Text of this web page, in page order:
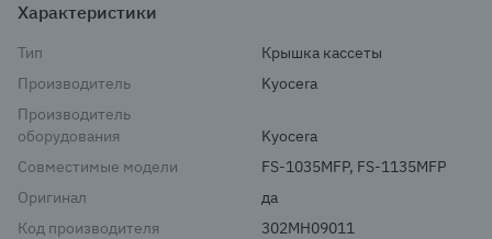
Характеристики
Тип
Крышка кассеты
Производитель
Kyocera
Производитель
оборудования
Kyocera
Совместимые модели
FS-1035MFP, FS-1135MFP
Оригинал
да
Код производителя
302MH09011